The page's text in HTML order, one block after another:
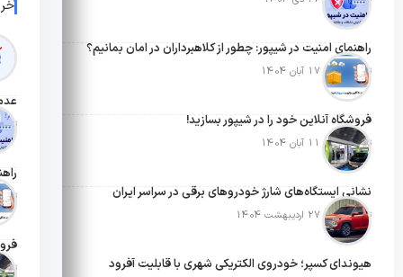
تاریخ
تاریخ
تاریخ
راهنمای امنیت در شیپور: چطور از کلاهبرداران در امان بمانیم؟
تاریخ انتشار: 17 آبان 1404
فروشگاه آنلاین خود را در شیپور بسازید!
تاریخ انتشار: 11 آبان 1404
نشانی ایستگاه‌های شارژ خودروهای برقی در سراسر ایران
تاریخ انتشار: 27 اردیبهشت 1404
هیوندای کسپر؛ خودروی الکتریکی شهری با قابلیت آفرود